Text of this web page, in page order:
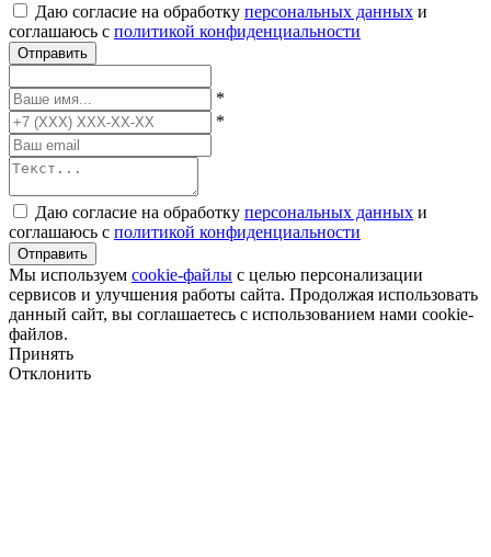
Даю согласие на обработку персональных данных и
соглашаюсь с политикой конфиденциальности
Отправить
*
*
Даю согласие на обработку персональных данных и
соглашаюсь с политикой конфиденциальности
Отправить
Мы используем cookie-файлы с целью персонализации
сервисов и улучшения работы сайта. Продолжая использовать
данный сайт, вы соглашаетесь с использованием нами cookie-
файлов.
Принять
Отклонить